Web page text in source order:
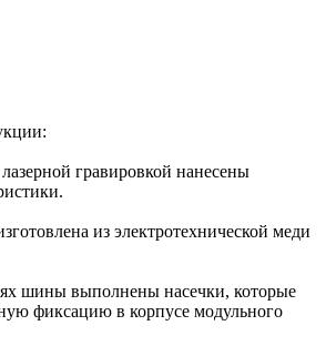
гравировкой нанесены
из электротехнической меди
шины выполнены насечки, которые
фиксацию в корпусе модульного